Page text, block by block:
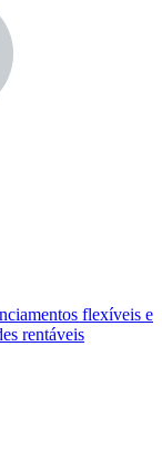
flexíveis e
rentáveis